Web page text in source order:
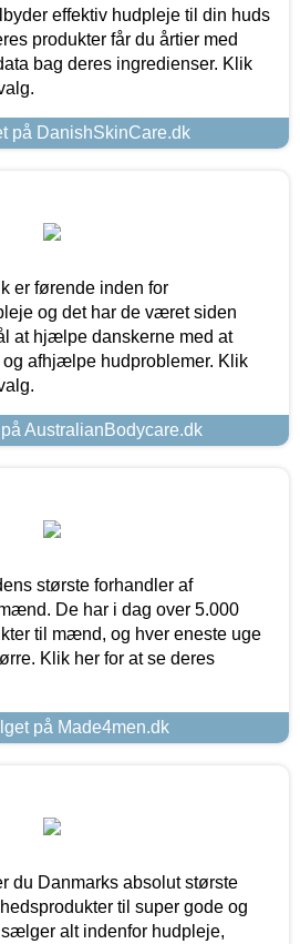
effektiv hudpleje til din huds
produkter får du årtier med
bag deres ingredienser. Klik
på DanishSkinCare.dk
er førende inden for
og det har de været siden
at hjælpe danskerne med at
afhjælpe hudproblemer. Klik
AustralianBodycare.dk
største forhandler af
De har i dag over 5.000
til mænd, og hver eneste uge
Klik her for at se deres
på Made4men.dk
du Danmarks absolut største
til super gode og
alt indenfor hudpleje,